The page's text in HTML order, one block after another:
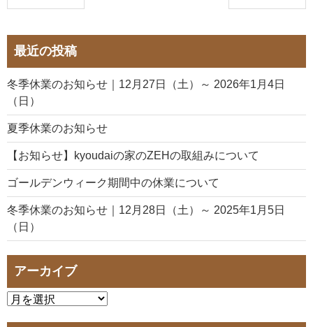
最近の投稿
冬季休業のお知らせ｜12月27日（土）～ 2026年1月4日
（日）
夏季休業のお知らせ
【お知らせ】kyoudaiの家のZEHの取組みについて
ゴールデンウィーク期間中の休業について
冬季休業のお知らせ｜12月28日（土）～ 2025年1月5日
（日）
アーカイブ